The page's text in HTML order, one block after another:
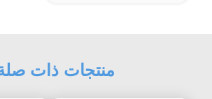
منتجات ذات صلة